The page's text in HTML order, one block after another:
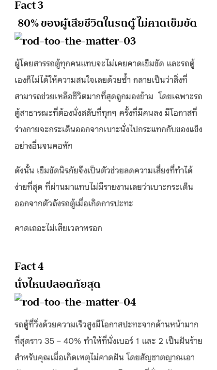
Fact 3
80% ของผู้เสียชีวิตในรถตู้ ไม่คาดเข็มขัด
ผู้โดยสารรถตู้ทุกคนแทบจะไม่เคยคาดเข็มขัด และรถตู้
เองก็ไม่ได้ให้ความสนใจเลยด้วยซ้ำ กลายเป็นว่าสิ่งที่
สามารถช่วยเหลือชีวิตมากที่สุดถูกมองข้าม โดยเฉพาะรถ
ตู้สาธารณะที่ต้องนั่งสลับที่ทุกๆ ครั้งที่มีคนลง มีโอกาสที่
ร่างกายจะกระเด็นออกจากเบาะนั่งไปกระแทกกับของแข็ง
อย่างอื่นจนคอหัก
ดังนั้น เข็มขัดนิรภัยจึงเป็นตัวช่วยลดความเสี่ยงที่ทำได้
ง่ายที่สุด ที่ผ่านมาแทบไม่มีรายงานเลยว่าเบาะกระเด็น
ออกจากตัวถังรถตู้เมื่อเกิดการปะทะ
คาดเถอะไม่เสียเวลาหรอก
Fact 4
นั่งไหนปลอดภัยสุด
รถตู้ที่วิ่งด้วยความเร็วสูงมีโอกาสปะทะจากด้านหน้ามาก
ที่สุดราว 35 – 40% ทำให้ที่นั่งเบอร์ 1 และ 2 เป็นฝันร้าย
สำหรับคุณเมื่อเกิดเหตุไม่คาดฝัน โดยสัญชาตญาณเอา